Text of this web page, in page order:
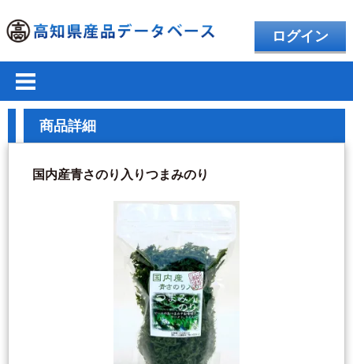
ログイン
商品詳細
国内産青さのり入りつまみのり